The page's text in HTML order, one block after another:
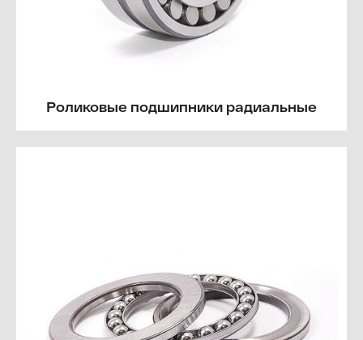
Роликовые подшипники радиальные